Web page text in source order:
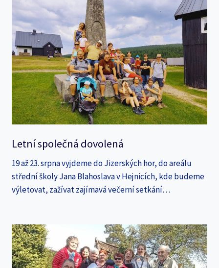
Letní společná dovolená
19 až 23. srpna vyjdeme do Jizerských hor, do areálu
střední školy Jana Blahoslava v Hejnicích, kde budeme
výletovat, zažívat zajímavá večerní setkání…